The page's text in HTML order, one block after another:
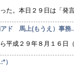
た。本日２９日は「発
アド 馬上(もうえ）事務
平成２９年８月１６日